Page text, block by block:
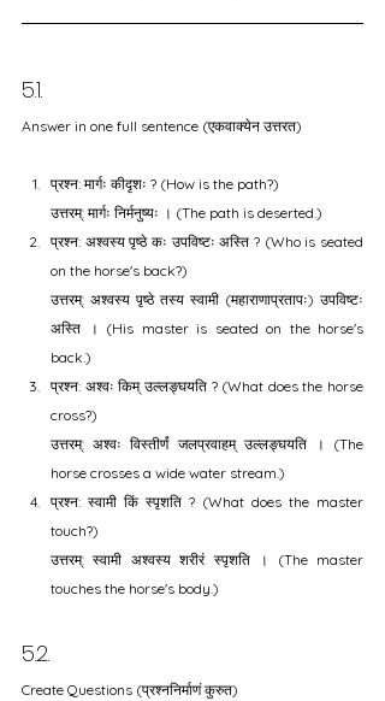
5.1.
Answer in one full sentence (एकवाक्येन उत्तरत)
प्रश्न: मार्गः कीदृशः ? (How is the path?)
उत्तरम्: मार्गः निर्मनुष्यः । (The path is deserted.)
प्रश्न: अश्वस्य पृष्ठे कः उपविष्टः अस्ति ? (Who is seated
on the horse's back?)
उत्तरम्: अश्वस्य पृष्ठे तस्य स्वामी (महाराणाप्रतापः) उपविष्टः
अस्ति । (His master is seated on the horse's
back.)
प्रश्न: अश्वः किम् उल्लङ्घयति ? (What does the horse
cross?)
उत्तरम्: अश्वः विस्तीर्णं जलप्रवाहम् उल्लङ्घयति । (The
horse crosses a wide water stream.)
प्रश्न: स्वामी किं स्पृशति ? (What does the master
touch?)
उत्तरम्: स्वामी अश्वस्य शरीरं स्पृशति । (The master
touches the horse's body.)
5.2.
Create Questions (प्रश्ननिर्माणं कुरुत)